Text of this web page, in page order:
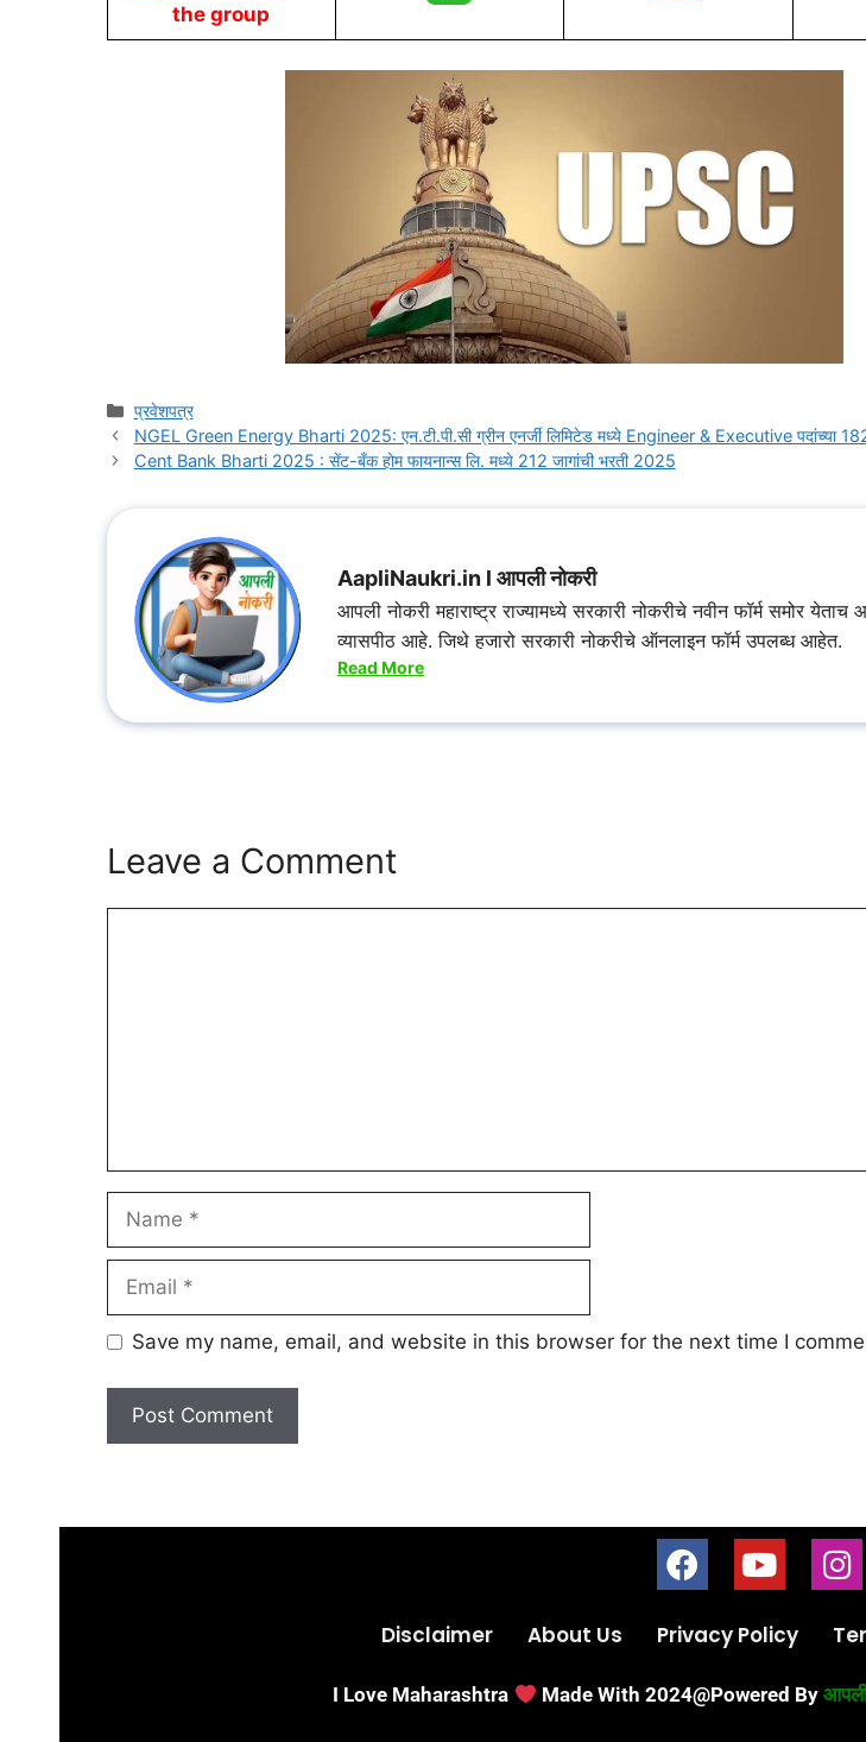
the group
प्रवेशपत्र
NGEL Green Energy Bharti 2025: एन.टी.पी.सी ग्रीन एनर्जी लिमिटेड मध्ये Engineer & Executive पदांच्या 182
Cent Bank Bharti 2025 : सेंट-बँक होम फायनान्स लि. मध्ये 212 जागांची भरती 2025
AapliNaukri.in l आपली नोकरी
आपली नोकरी महाराष्ट्र राज्यामध्ये सरकारी नोकरीचे नवीन फॉर्म समोर
व्यासपीठ आहे. जिथे हजारो सरकारी नोकरीचे ऑनलाइन फॉर्म उपलब्ध आहेत.
Read More
Leave a Comment
Save my name, email, and website in this browser for the next time I
Disclaimer About Us Privacy Policy
I Love Maharashtra Made With 2024@Powered By